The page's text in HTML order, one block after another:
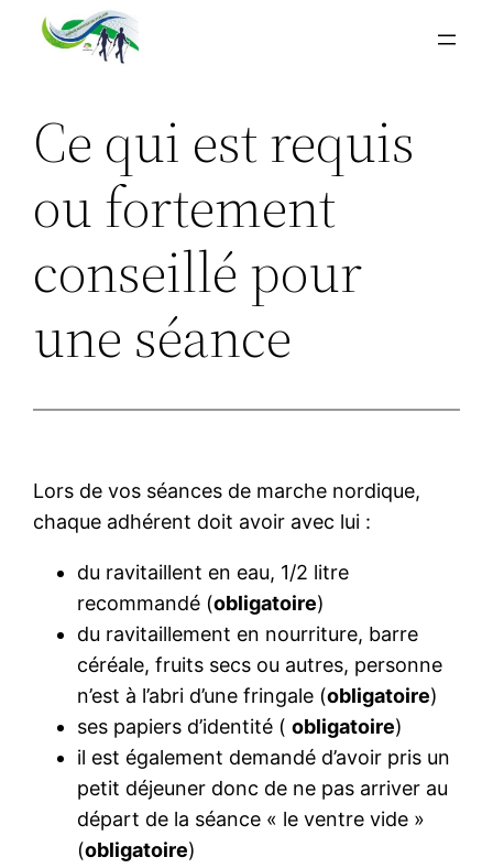
Aller
Ce qui est requis
ou fortement
conseillé pour
une séance
Lors de vos séances de marche nordique,
chaque adhérent doit avoir avec lui :
du ravitaillent en eau, 1/2 litre
recommandé (obligatoire)
du ravitaillement en nourriture, barre
céréale, fruits secs ou autres, personne
n’est à l’abri d’une fringale (obligatoire)
ses papiers d’identité (obligatoire)
il est également demandé d’avoir pris un
petit déjeuner donc de ne pas arriver au
départ de la séance « le ventre vide »
(obligatoire)